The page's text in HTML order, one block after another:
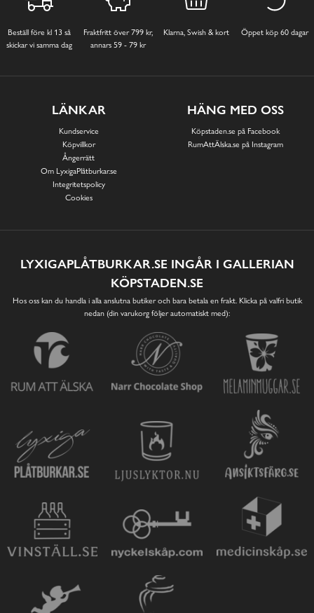
Beställ före kl 13 så
skickar vi samma dag
Fraktfritt över 799 kr,
annars 59 - 79 kr
Klarna, Swish & kort Öppet köp 60 dagar
LÄNKAR
Kundservice
Köpvillkor
Ångerrätt
Om LyxigaPlåtburkar.se
Integritetspolicy
Cookies
HÄNG MED OSS
Köpstaden.se på Facebook
RumAttÄlska.se på Instagram
LYXIGAPLÅTBURKAR.SE INGÅR I GALLERIAN
KÖPSTADEN.SE
Hos oss kan du handla i alla anslutna butiker och bara betala en frakt. Klicka på valfri butik
nedan (din varukorg följer automatiskt med):